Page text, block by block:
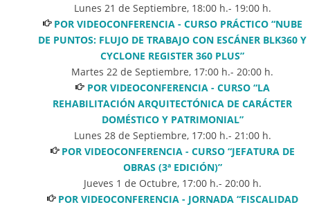
Lunes 21 de Septiembre, 18:00h.- 19:00h.
POR VIDEOCONFERENCIA - CURSO PRÁCTICO “NUBE
DE PUNTOS: FLUJO DE TRABAJO CON ESCÁNER BLK360 Y
CYCLONE REGISTER 360 PLUS”
Martes 22 de Septiembre, 17:00 h.- 20:00 h.
POR VIDEOCONFERENCIA - CURSO “LA
REHABILITACIÓN ARQUITECTÓNICA DE CARÁCTER
DOMÉSTICO Y PATRIMONIAL”
Lunes 28 de Septiembre, 17:00h.- 21:00h.
POR VIDEOCONFERENCIA - CURSO “JEFATURA DE
OBRAS (3ª EDICIÓN)”
Jueves 1 de Octubre, 17:00h.- 20:00h.
POR VIDEOCONFERENCIA - JORNADA “FISCALIDAD